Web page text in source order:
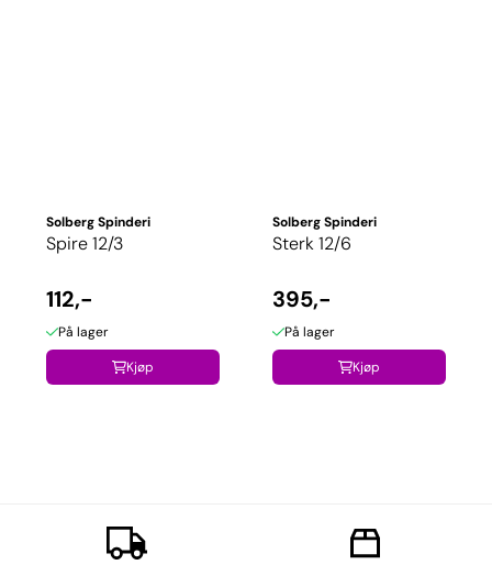
Solberg Spinderi
Spire 12/3
112,-
På lager
Kjøp
Solberg Spinderi
Sterk 12/6
395,-
På lager
Kjøp